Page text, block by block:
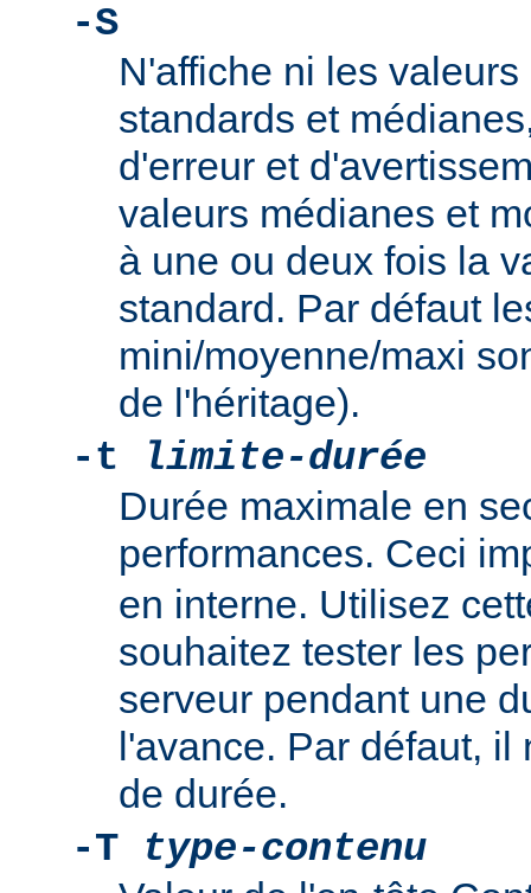
-S
N'affiche ni les
standards et
d'erreur et
valeurs médianes et
à une ou deux fois la
standard. Par défaut
mini/moyenne/maxi
de l'héritage).
-t
limite-durée
Durée maximale en
performances. Ceci
en interne. Utilisez
souhaitez tester les
serveur pendant une
l'avance. Par défaut, il
de durée.
-T
type-contenu